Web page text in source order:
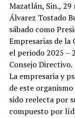
Mazatlán, Sin., 29
Álvarez Tostado
sábado como
Empresarias de la
el periodo 2025 –
Consejo Directivo.
La empresaria y
de este
sido reelecta por
compuesto por